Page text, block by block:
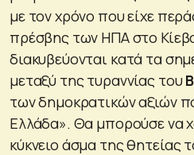
με τον χρόνο που είχε
πρέσβης των ΗΠΑ στο
διακυβεύονται κατά τα
μεταξύ της τυραννίας του
των δημοκρατικών αξιών
Ελλάδα». Θα μπορούσε να
κύκνειο άσμα της θητείας